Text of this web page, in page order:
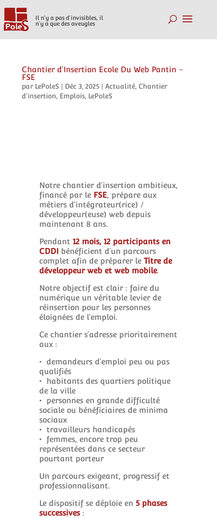
Il n'y a pas d'invisibles, il
n'y a que des aveugles
Chantier d’Insertion Ecole Du Web Pantin –
FSE
par LePoleS Déc 3, 2025| Actualité, Chantier
d'insertion, Emplois, LePoleS
Notre chantier d’insertion ambitieux,
financé par le FSE, prépare aux
métiers d’intégrateur(rice) /
développeur(euse) web depuis
maintenant 8 ans.
Pendant 12 mois, 12 participants en
CDDIbénéficient d’un parcours
complet afin de préparer le Titre de
développeur web et web mobile.
Notre objectif est clair : faire du
numérique un véritable levier de
réinsertion pour les personnes
éloignées de l’emploi.
Ce chantier s’adresse prioritairement
aux :
• demandeurs d’emploi peu ou pas
qualifiés
• habitants des quartiers politique
de la ville
• personnes en grande difficulté
sociale ou bénéficiaires de minima
sociaux
• travailleurs handicapés
• femmes, encore trop peu
représentées dans ce secteur
pourtant porteur
Un parcours exigeant, progressif et
professionnalisant.
Le dispositif se déploie en 5 phases
successives: